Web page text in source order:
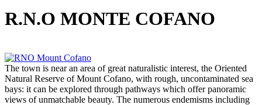
R.N.O MONTE COFANO
The town is near an area of great naturalistic interest, the Oriented
Natural Reserve of Mount Cofano, with rough, uncontaminated sea
bays: it can be explored through pathways which offer panoramic
views of unmatchable beauty. The numerous endemisms including